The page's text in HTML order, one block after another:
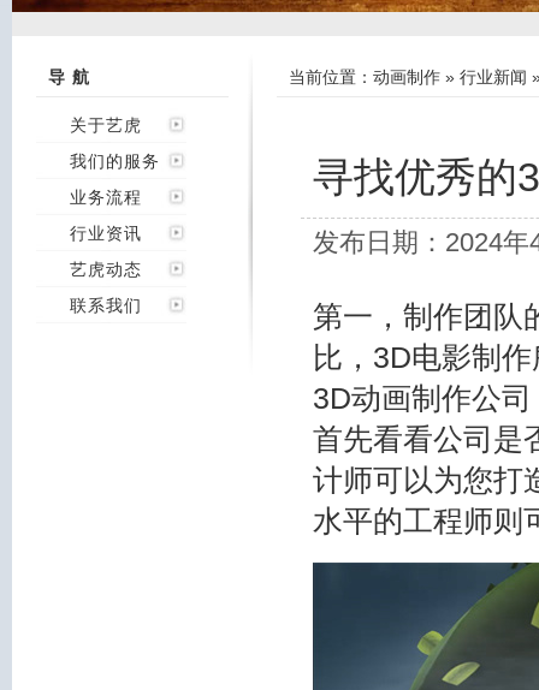
导 航
关于艺虎
我们的服务
业务流程
行业资讯
艺虎动态
联系我们
当前位置： 动画制作 » 行业新闻
寻找优秀的
发布日期：2024
第一，制作团队
比，3D电影制
3D动画制作公
首先看看公司是
计师可以为您打
水平的工程师则